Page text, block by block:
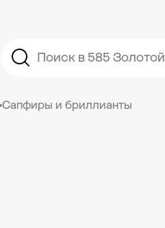
Поиск в 585 Золотой
Сапфиры и бриллианты